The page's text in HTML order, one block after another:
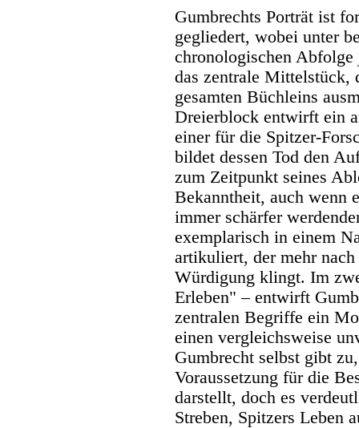
Gumbrechts Porträt ist
gegliedert, wobei unter
chronologischen
das zentrale Mittelstück,
gesamten Büchleins
Dreierblock entwirft ein
einer für die Spitzer-
bildet dessen Tod den
zum Zeitpunkt seines
Bekanntheit, auch wenn
immer schärfer
exemplarisch in einem
artikuliert, der mehr
Würdigung klingt. Im
Erleben" – entwirft
zentralen Begriffe ein
einen vergleichsweise
Gumbrecht selbst gibt
Voraussetzung für die
darstellt, doch es
Streben, Spitzers Leben